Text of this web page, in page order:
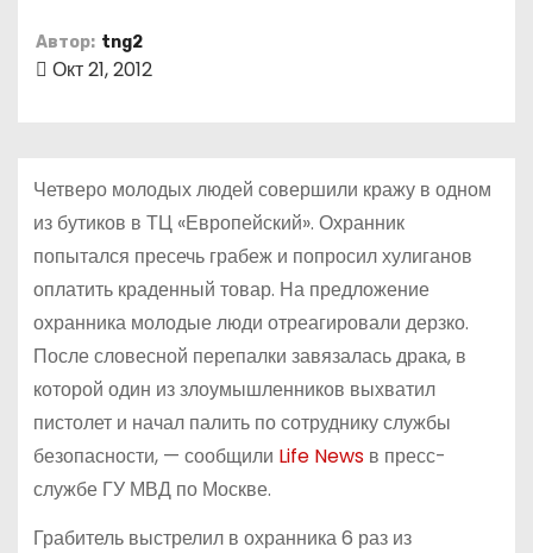
Автор: tng2
Окт 21, 2012
Четверо молодых людей совершили кражу в одном
из бутиков в ТЦ «Европейский». Охранник
попытался пресечь грабеж и попросил хулиганов
оплатить краденный товар. На предложение
охранника молодые люди отреагировали дерзко.
После словесной перепалки завязалась драка, в
которой один из злоумышленников выхватил
пистолет и начал палить по сотруднику службы
безопасности, — сообщили Life Newsв пресс-
службе ГУ МВД по Москве.
Грабитель выстрелил в охранника 6 раз из